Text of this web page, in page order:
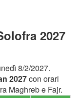
2027
8/2/2027.
2027con orari
Maghreb e Fajr.